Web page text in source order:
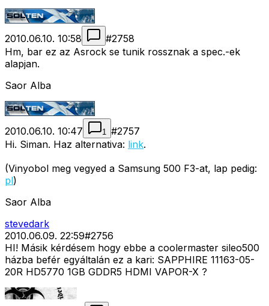
2010.06.10. 10:58 #2758
Hm, bar ez az Asrock se tunik rossznak a spec.-ek
alapjan.
Saor Alba
2010.06.10. 10:47 1 #2757
Hi. Siman. Haz alternativa: link.
(Vinyobol meg vegyed a Samsung 500 F3-at, lap pedig:
pl)
Saor Alba
stevedark
2010.06.09. 22:59#2756
HI! Másik kérdésem hogy ebbe a coolermaster sileo500
házba befér egyáltalán ez a kari: SAPPHIRE 11163-05-
20R HD5770 1GB GDDR5 HDMI VAPOR-X ?